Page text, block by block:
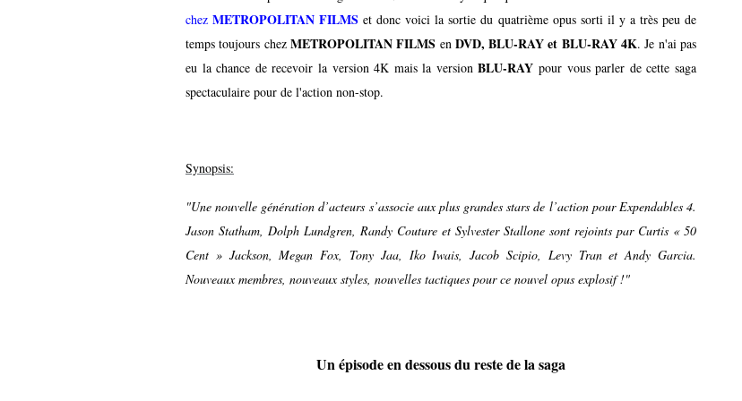
chezMETROPOLITAN FILMS et donc voici la sortie du quatrième opus sorti il y a très peu de
temps toujours chez METROPOLITAN FILMS en DVD, BLU-RAY et BLU-RAY 4K. Je n'ai pas
eu la chance de recevoir la version 4K mais la versionBLU-RAY pour vous parler de cette saga
spectaculaire pour de l'action non-stop.
Synopsis:
"Une nouvelle génération d’acteurs s’associe aux plus grandes stars de l’action pour Expendables 4.
Jason Statham, Dolph Lundgren, Randy Couture et Sylvester Stallone sont rejoints par Curtis « 50
Cent » Jackson, Megan Fox, Tony Jaa, Iko Iwais, Jacob Scipio, Levy Tran et Andy Garcia.
Nouveaux membres, nouveaux styles, nouvelles tactiques pour ce nouvel opus explosif !"
Un épisode en dessous du reste de la saga